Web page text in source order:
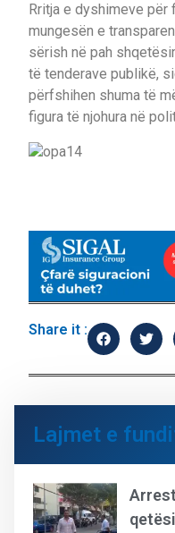
Rritja e dyshimeve për
mungesën e
sërish në pah
të tenderave publikë,
përfshihen shuma të
figura të njohura në
opa14
Share it :
Lajmet e